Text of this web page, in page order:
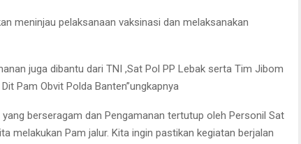
meninjau pelaksanaan vaksinasi dan melaksanakan
juga dibantu dari TNI ,Sat Pol PP Lebak serta Tim Jibom
Pam Obvit Polda Banten”ungkapnya
berseragam dan Pengamanan tertutup oleh Personil Sat
melakukan Pam jalur. Kita ingin pastikan kegiatan berjalan